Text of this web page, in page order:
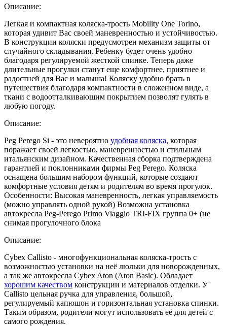
Описание:
Легкая и компактная коляска-трость Mobility One Torino,
которая удивит Вас своей маневренностью и устойчивостью.
В конструкции коляски предусмотрен механизм защиты от
случайного складывания. Ребенку будет очень удобно
благодаря регулируемой жесткой спинке. Теперь даже
длительные прогулки станут еще комфортнее, приятнее и
радостней для Вас и малыша! Коляску удобно брать в
путешествия благодаря компактности в сложенном виде, а
ткани с водоотталкивающим покрытием позволят гулять в
любую погоду.
Описание:
Peg Perego Si - это невероятно удобная коляска, которая
поражает своей легкостью, маневренностью и стильным
итальянским дизайном. Качественная сборка подтверждена
гарантией и поклонниками фирмы Peg Perego. Коляска
оснащена большим набором функций, которые создают
комфортные условия детям и родителям во время прогулок.
Особенности: Высокая маневренность, легкая управляемость
(можно управлять одной рукой) Возможна установка
автокресла Peg-Perego Primo Viaggio TRI-FIX группа 0+ (не
снимая прогулочного блока
Описание:
Cybex Callisto - многофункциональная коляска-трость с
возможностью установки на неё люльки для новорожденных,
а так же автокресла Cybex Aton (Aton Basic). Обладает
хорошим качеством конструкции и материалов отделки. У
Callisto цельная ручка для управления, большой,
регулируемый капюшон и горизонтальная установка спинки.
Таким образом, родители могут использовать её для детей с
самого рождения.